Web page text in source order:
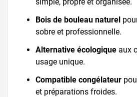
Bois de bouleau naturel
sobre et professionnelle.
Alternative écologique aux
usage unique.
Compatible congélateur
et préparations froides.